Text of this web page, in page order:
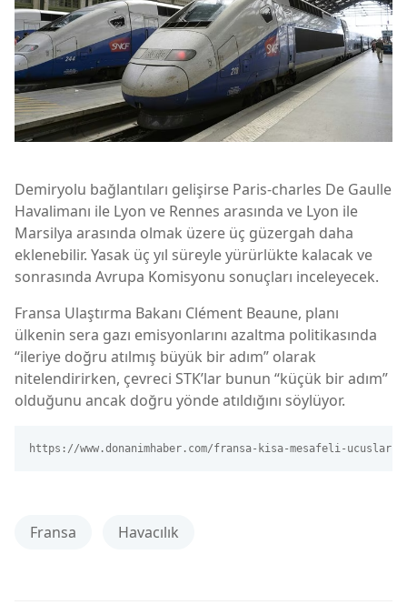
Demiryolu bağlantıları gelişirse Paris-charles De Gaulle
Havalimanı ile Lyon ve Rennes arasında ve Lyon ile
Marsilya arasında olmak üzere üç güzergah daha
eklenebilir. Yasak üç yıl süreyle yürürlükte kalacak ve
sonrasında Avrupa Komisyonu sonuçları inceleyecek.
Fransa Ulaştırma Bakanı Clément Beaune, planı
ülkenin sera gazı emisyonlarını azaltma politikasında
“ileriye doğru atılmış büyük bir adım” olarak
nitelendirirken, çevreci STK’lar bunun “küçük bir adım”
olduğunu ancak doğru yönde atıldığını söylüyor.
https://www.donanimhaber.com/fransa-kisa-mesafeli-
Fransa Havacılık